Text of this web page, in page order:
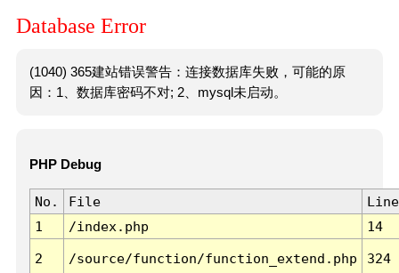
Database Error
(1040) 365建站错误警告：连接数据库失败，可能的原
因：1、数据库密码不对; 2、mysql未启动。
PHP Debug
No. File
Line
1
/index.php 14
2 /source/function/function_extend.php 324